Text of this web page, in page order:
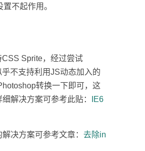
不起作用。
Sprite，经过尝试
不支持利用JS动态加入的
转换一下即可，这
解决方案可参考此贴：
IE6
决方案可参考文章： 去除in